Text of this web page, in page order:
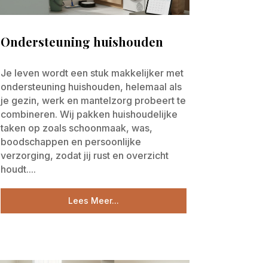
Ondersteuning huishouden
Je leven wordt een stuk makkelijker met
ondersteuning huishouden, helemaal als
je gezin, werk en mantelzorg probeert te
combineren. Wij pakken huishoudelijke
taken op zoals schoonmaak, was,
boodschappen en persoonlijke
verzorging, zodat jij rust en overzicht
houdt....
Lees Meer...